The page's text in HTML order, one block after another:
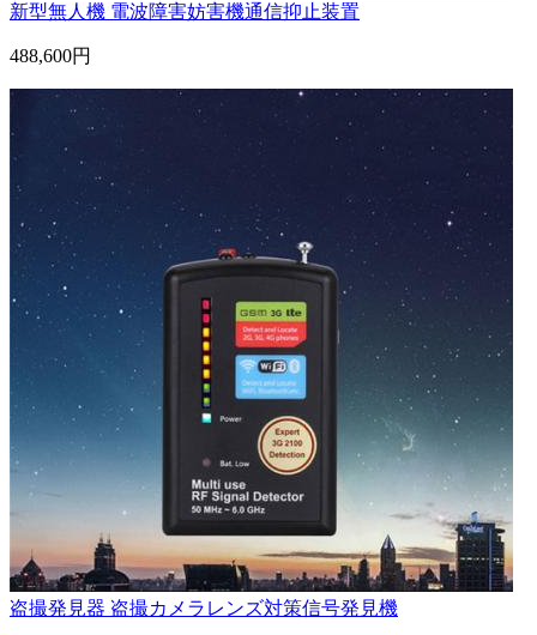
新型無人機 電波障害妨害機通信抑止装置
488,600円
盗撮発見器 盗撮カメラレンズ対策信号発見機